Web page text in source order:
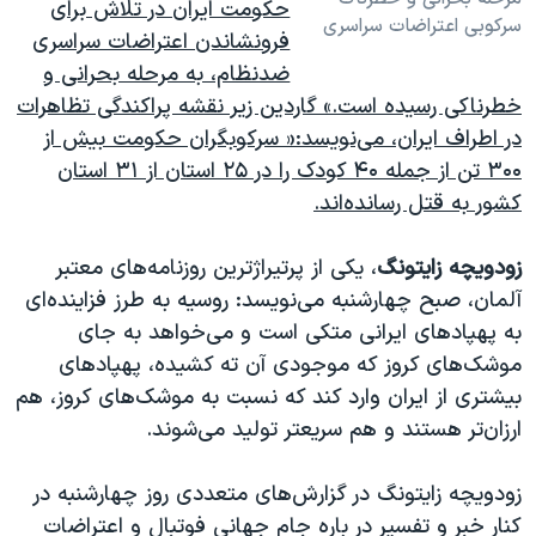
سرکوبی اعتراضات سراسری
حکومت ایران در تلاش برای
فرونشاندن اعتراضات سراسری
ضدنظام، به مرحله بحرانی و
خطرناکی رسیده است.»گاردین زیر نقشه پراکندگی تظاهرات
در اطراف ایران، می‌نویسد:« سرکوبگران حکومت بیش از
۳۰۰ تن از جمله ۴۰ کودک را در ۲۵ استان از ۳۱ استان
کشور به قتل رسانده‌اند.
زودویچه زایتونگ، یکی از پرتیراژترین روزنامه‌های معتبر
آلمان، صبح چهارشنبه می‌نویسد: روسیه به طرز فزاینده‌ای
به پهپادهای ایرانی متکی است و می‌خواهد به جای
موشک‌های کروز که موجودی آن ته کشیده، پهپادهای
بیشتری از ایران وارد کند که نسبت به موشک‌های کروز، هم
ارزان‌تر هستند و هم سریعتر تولید می‌شوند.
زودویچه زایتونگ در گزارش‌های متعددی روز چهارشنبه در
کنار خبر و تفسیر در باره جام جهانی فوتبال و اعتراضات